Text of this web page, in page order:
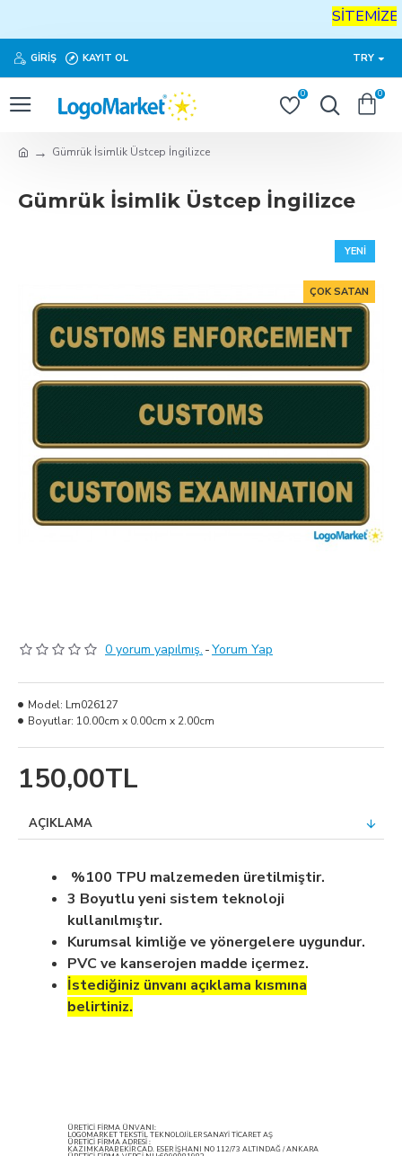
SİTEMİZE
GIRIŞ KAYIT OL TRY
0 0
Gümrük İsimlik Üstcep İngilizce
Gümrük İsimlik Üstcep İngilizce
YENI
ÇOK SATAN
0 yorum yapılmış. -Yorum Yap
150,00TL
Model: Lm026127
Boyutlar: 10.00cm x 0.00cm x 2.00cm
AÇIKLAMA
%100 TPU malzemeden üretilmiştir.
3 Boyutlu yeni sistem teknoloji
kullanılmıştır.
Kurumsal kimliğe ve yönergelere uygundur.
PVC ve kanserojen madde içermez.
İstediğiniz ünvanı açıklama kısmına
belirtiniz.
ÜRETİCİ FİRMA ÜNVANI:
LOGOMARKET TEKSTİL TEKNOLOJİLER SANAYİ TİCARET AŞ
ÜRETİCİ FİRMA ADRESİ :
KAZIMKARABEKİR CAD. ESER İŞHANI NO 112/73 ALTINDAĞ / ANKARA